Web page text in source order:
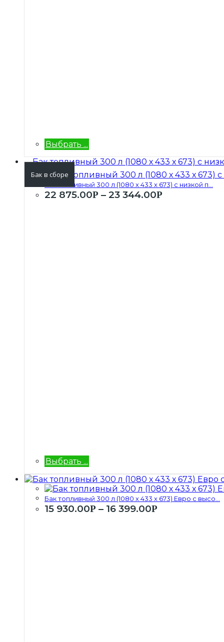
Выбрать ...
Бак в сборе
Бак топливный 300 л (1080 х 433 х 673) с низкой п...
22 875.00Р – 23 344.00Р
Выбрать ...
Бак топливный 300 л (1080 х 433 х 673) Евро с высо...
15 930.00Р – 16 399.00Р